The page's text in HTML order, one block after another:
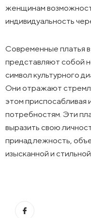
женщинам
индивидуальность
Современные платья
представляют собой
символ культурного
Они отражают
этом приспосабливая
потребностям. Эти
выразить свою
принадлежность,
изысканной и